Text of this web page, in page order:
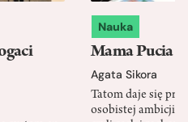
Nauka
Mama Pucia
Agata Sikora
Tatom daje się
osobistej ambicji,